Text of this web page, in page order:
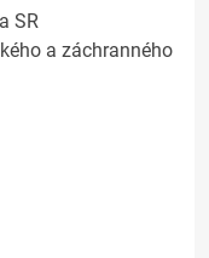
SR
a záchranného